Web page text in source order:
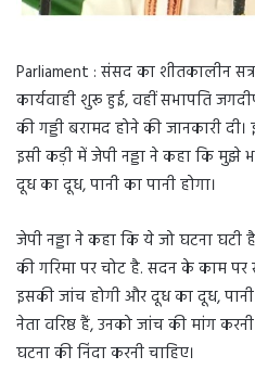
Parliament : संसद का शीतकालीन
कार्यवाही शुरू हुई, वहीं सभापति
की गड्डी बरामद होने की जानकारी
इसी कड़ी में जेपी नड्डा ने कहा कि मुझे
दूध का दूध, पानी का पानी होगा।
जेपी नड्डा ने कहा कि ये जो घटना
की गरिमा पर चोट है. सदन के काम
इसकी जांच होगी और दूध का दूध, पानी
नेता वरिष्ठ हैं, उनको जांच की मांग
घटना की निंदा करनी चाहिए।